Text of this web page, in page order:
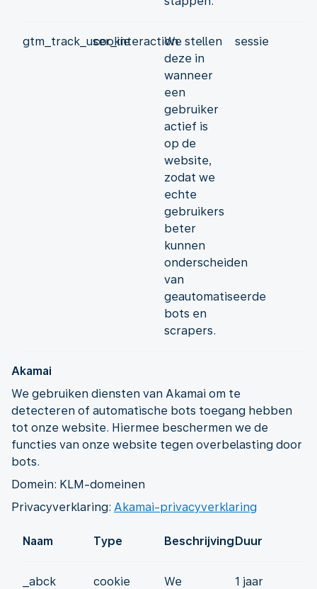
gtm_track_user_interaction
cookie
We stellen
deze in
wanneer
een
gebruiker
actief is
op de
website,
zodat we
echte
gebruikers
beter
kunnen
onderscheiden
van
geautomatiseerde
bots en
scrapers.
sessie
Akamai
We gebruiken diensten van Akamai om te
detecteren of automatische bots toegang hebben
tot onze website. Hiermee beschermen we de
functies van onze website tegen overbelasting door
bots.
Domein: KLM-domeinen
Privacyverklaring: Akamai-privacyverklaring
Naam Type BeschrijvingDuur
_abck cookie
We
1 jaar